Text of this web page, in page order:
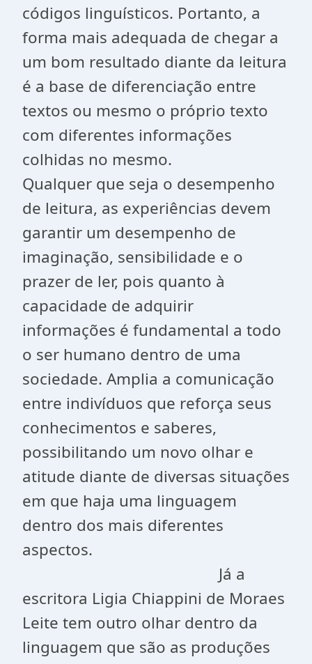
códigos linguísticos. Portanto, a
forma mais adequada de chegar a
um bom resultado diante da leitura
é a base de diferenciação entre
textos ou mesmo o próprio texto
com diferentes informações
colhidas no mesmo.
Qualquer que seja o desempenho
de leitura, as experiências devem
garantir um desempenho de
imaginação, sensibilidade e o
prazer de ler, pois quanto à
capacidade de adquirir
informações é fundamental a todo
o ser humano dentro de uma
sociedade. Amplia a comunicação
entre indivíduos que reforça seus
conhecimentos e saberes,
possibilitando um novo olhar e
atitude diante de diversas situações
em que haja uma linguagem
dentro dos mais diferentes
aspectos.
Já a
escritora Ligia Chiappini de Moraes
Leite tem outro olhar dentro da
linguagem que são as produções